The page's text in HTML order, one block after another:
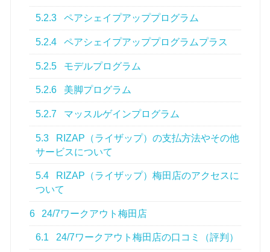
5.2.3 ペアシェイプアッププログラム
5.2.4 ペアシェイプアッププログラムプラス
5.2.5 モデルプログラム
5.2.6 美脚プログラム
5.2.7 マッスルゲインプログラム
5.3
RIZAP（ライザップ）の支払方法やその他
サービスについて
5.4
RIZAP（ライザップ）梅田店のアクセスに
ついて
6 24/7ワークアウト梅田店
6.1 24/7ワークアウト梅田店の口コミ（評判）